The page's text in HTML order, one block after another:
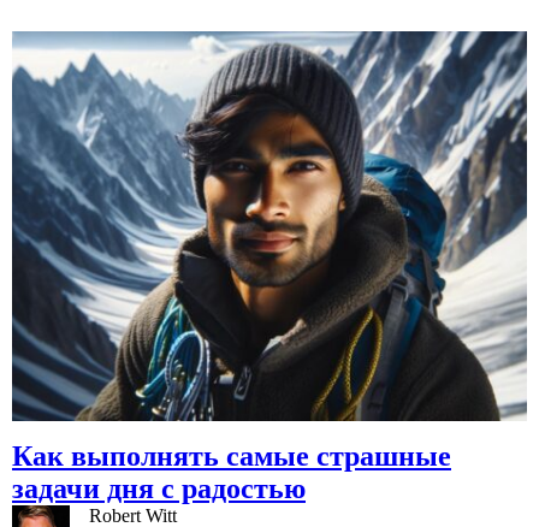
содержимому
Как выполнять самые страшные
задачи дня с радостью
Robert Witt